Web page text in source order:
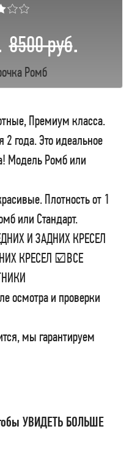
8500 руб.
Ромб
Премиум класса.
2 года. Это идеальное
Модель Ромб или
Плотность от 1
или Стандарт.
И ЗАДНИХ КРЕСЕЛ
КРЕСЕЛ ☑ВСЕ
осмотра и проверки
мы гарантируем
УВИДЕТЬ БОЛЬШЕ